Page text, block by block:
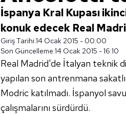
İspanya Kral Kupası
konuk edecek Real
Giriş Tarihi:14 Ocak 2015 - 00:00
Son Güncelleme:14 Ocak 2015 - 16:10
Real Madrid'de İtalyan teknik
yapılan son antrenmana
Modric katılmadı. İspanyol
çalışmalarını sürdürdü.